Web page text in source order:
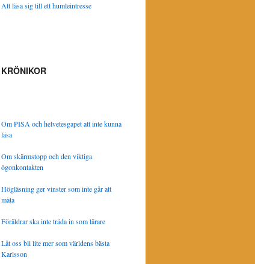
Att läsa sig till ett humleintresse
KRÖNIKOR
Om PISA och helvetesgapet att inte kunna
läsa
Om skärmstopp och den viktiga
ögonkontakten
Högläsning ger vinster som inte går att
mäta
Föräldrar ska inte träda in som lärare
Låt oss bli lite mer som världens bästa
Karlsson